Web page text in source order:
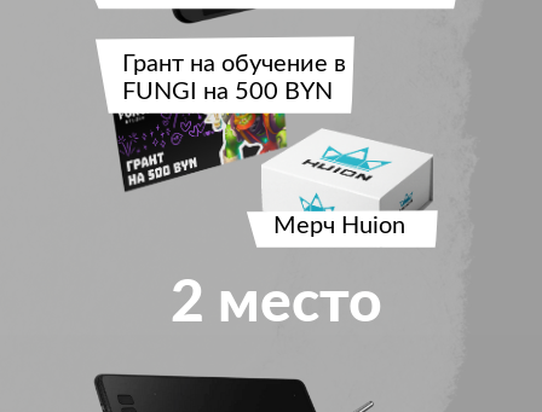
2 место
Грант на обучение в
FUNGI на 500 BYN
Мерч Huion